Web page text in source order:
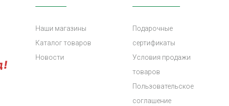
Наши магазины
Каталог товаров
Новости
Подарочные
сертификаты
Условия продажи
товаров
Пользовательское
соглашение